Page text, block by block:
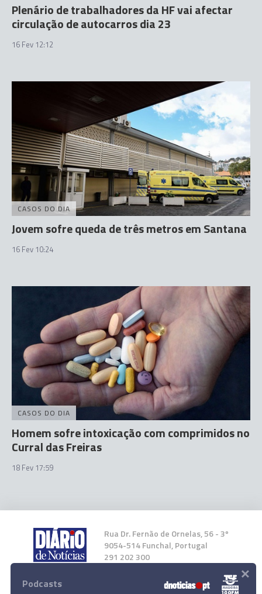
Plenário de trabalhadores da HF vai afectar
circulação de autocarros dia 23
16 Fev 12:12
CASOS DO DIA
Jovem sofre queda de três metros em Santana
16 Fev 10:24
CASOS DO DIA
Homem sofre intoxicação com comprimidos no
Curral das Freiras
18 Fev 17:59
Rua Dr. Fernão de Ornelas, 56 - 3º
9054-514 Funchal, Portugal
291 202 300
Instale a nossa App
Podcasts ×